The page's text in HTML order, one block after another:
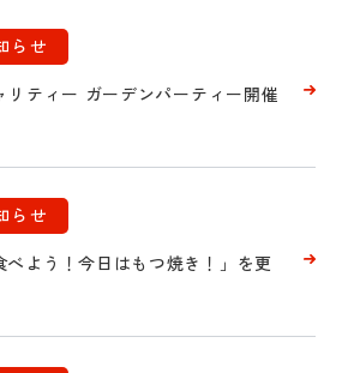
らせ
ティー ガーデンパーティー開催
らせ
よう！今日はもつ焼き！」を更